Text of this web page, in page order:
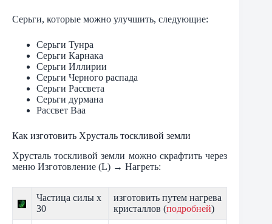
Серьги, которые можно улучшить, следующие:
Серьги Тунра
Серьги Карнака
Серьги Иллирии
Серьги Черного распада
Серьги Рассвета
Серьги дурмана
Рассвет Ваа
Как изготовить Хрусталь тоскливой земли
Хрусталь тоскливой земли можно скрафтить через
меню Изготовление (L) → Нагреть:
Частица силы х
30
изготовить путем нагрева
кристаллов (подробней)